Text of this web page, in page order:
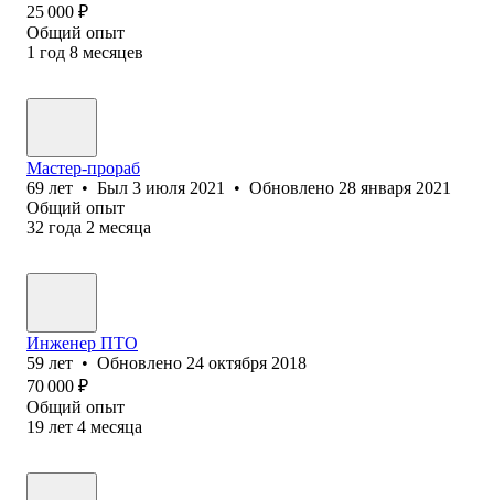
25 000 ₽
Общий опыт
1 год 8 месяцев
Мастер-прораб
69 лет • Был 3 июля 2021 • Обновлено 28 января 2021
Общий опыт
32 года 2 месяца
Инженер ПТО
59 лет • Обновлено 24 октября 2018
70 000 ₽
Общий опыт
19 лет 4 месяца